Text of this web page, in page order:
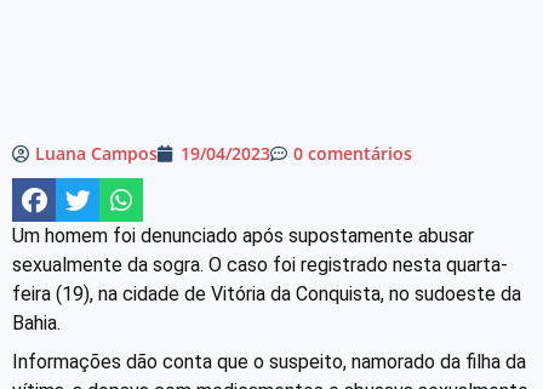
Luana Campos 19/04/2023 0 comentários
Um homem foi denunciado após supostamente abusar
sexualmente da sogra. O caso foi registrado nesta quarta-
feira (19), na cidade de Vitória da Conquista, no sudoeste da
Bahia.
Informações dão conta que o suspeito, namorado da filha da